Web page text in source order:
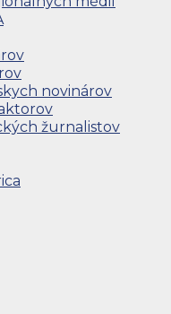
novinárov
žurnalistov